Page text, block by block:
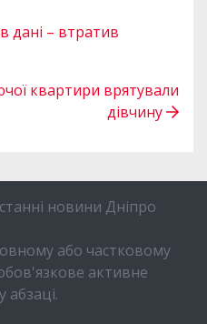
дані – втратив
квартири врятували
дівчину
новини Дніпро
або частковому
активне
абзаці.